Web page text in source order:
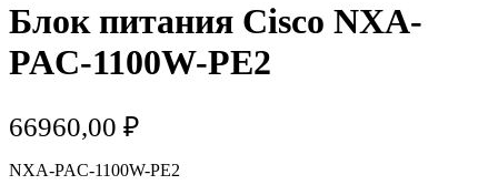
Блок питания Cisco NXA-
PAC-1100W-PE2
66960,00 ₽
NXA-PAC-1100W-PE2